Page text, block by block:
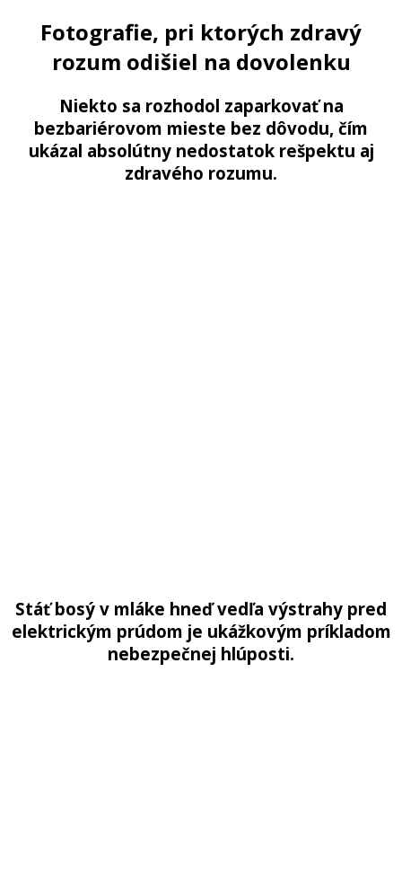
Fotografie, pri ktorých zdravý
rozum odišiel na dovolenku
Niekto sa rozhodol zaparkovať na
bezbariérovom mieste bez dôvodu, čím
ukázal absolútny nedostatok rešpektu aj
zdravého rozumu.
Stáť bosý v mláke hneď vedľa výstrahy pred
elektrickým prúdom je ukážkovým príkladom
nebezpečnej hlúposti.